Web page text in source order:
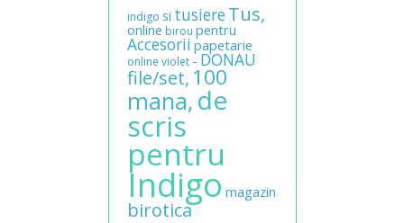
indigo si tusiereTus,
online birou pentru
Accesorii papetarie
online violet - DONAU
file/set, 100
mana, de
scris
pentru
Indigo magazin
birotica